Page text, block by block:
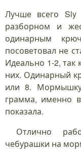
Лучше всего Sly
разборном и
одинарным
посоветовал не
Идеально 1-2, так
них. Одинарный
или 8.
грамма, именно
показала.
Отлично
чебурашки на